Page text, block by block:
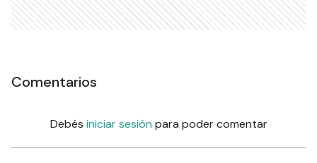
Comentarios
Debés iniciar sesión para poder comentar